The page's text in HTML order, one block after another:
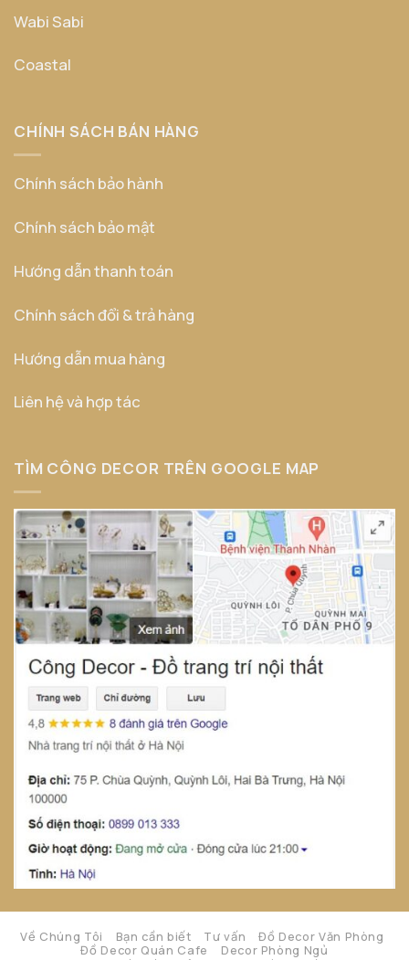
Wabi Sabi
Coastal
CHÍNH SÁCH BÁN HÀNG
Chính sách bảo hành
Chính sách bảo mật
Hướng dẫn thanh toán
Chính sách đổi & trả hàng
Hướng dẫn mua hàng
Liên hệ và hợp tác
TÌM CÔNG DECOR TRÊN GOOGLE MAP
Về Chúng Tôi Bạn cần biết Tư vấn
Đồ Decor Văn Phòng
Đồ Decor Quán Cafe
Decor Phòng Ngủ